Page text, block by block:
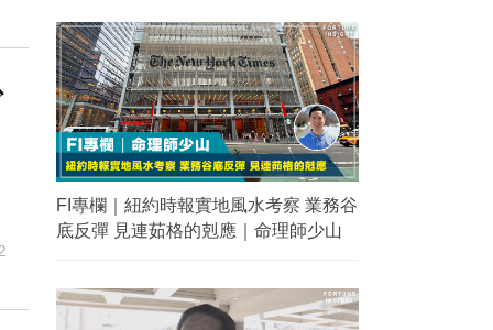
FI專欄｜紐約時報實地風水考察 業務谷
底反彈 見連茹格的剋應｜命理師少山